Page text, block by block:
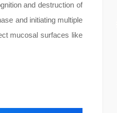
and destruction of
and initiating multiple
mucosal surfaces like